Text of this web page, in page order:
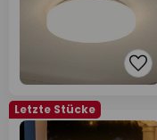
Letzte Stücke